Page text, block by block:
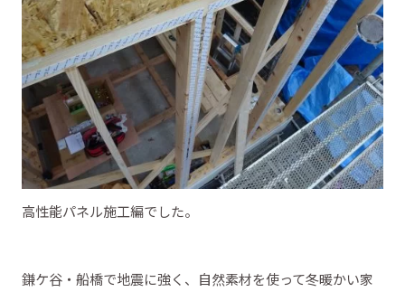
高性能パネル施工編でした。
鎌ケ谷・船橋で地震に強く、自然素材を使って冬暖かい家